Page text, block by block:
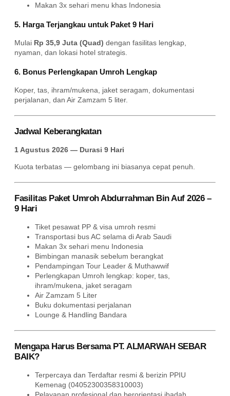
Makan 3x sehari menu khas Indonesia
5. Harga Terjangkau untuk Paket 9 Hari
Mulai Rp 35,9 Juta (Quad) dengan fasilitas lengkap,
nyaman, dan lokasi hotel strategis.
6. Bonus Perlengkapan Umroh Lengkap
Koper, tas, ihram/mukena, jaket seragam, dokumentasi
perjalanan, dan Air Zamzam 5 liter.
Jadwal Keberangkatan
1 Agustus 2026 — Durasi 9 Hari
Kuota terbatas — gelombang ini biasanya cepat penuh.
Fasilitas Paket Umroh Abdurrahman Bin Auf 2026 –
9 Hari
Tiket pesawat PP & visa umroh resmi
Transportasi bus AC selama di Arab Saudi
Makan 3x sehari menu Indonesia
Bimbingan manasik sebelum berangkat
Pendampingan Tour Leader & Muthawwif
Perlengkapan Umroh lengkap: koper, tas,
ihram/mukena, jaket seragam
Air Zamzam 5 Liter
Buku dokumentasi perjalanan
Lounge & Handling Bandara
Mengapa Harus Bersama PT. ALMARWAH SEBAR
BAIK?
Terpercaya dan Terdaftar resmi & berizin PPIU
Kemenag (04052300358310003)